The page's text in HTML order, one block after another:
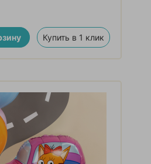
Купить в 1 клик